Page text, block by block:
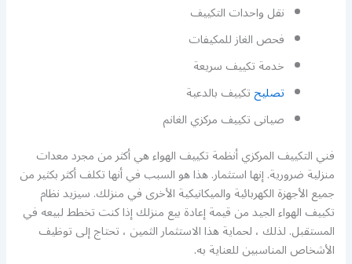
نقل واحدات التكييف
فحص الغاز للمكيفات
خدمة تكييف سريعة
تصليحتكييف بالدعية
صيانى تكييف مركزي الغانم
فني التكييف المركزي أنظمة تكييف الهواء هي أكثر من مجرد معدات
منزلية ضرورية. إنها استثمار. هذا هو السبب في أنها تكلف أكثر بكثير من
جميع الأجهزة الكهربائية والميكانيكية الأخرى في منزلك. سيزيد نظام
تكييف الهواء الجيد من قيمة إعادة بيع منزلك إذا كنت تخطط لبيعه في
المستقبل. لذلك ، لحماية هذا الاستثمار الثمين ، تحتاج إلى توظيف
الأشخاص المناسبين للعناية به.